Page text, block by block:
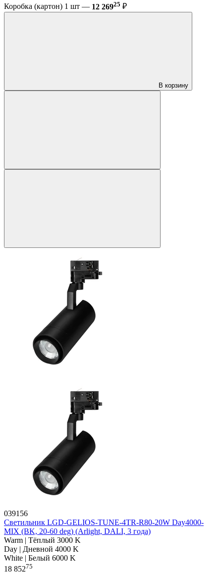
Коробка (картон) 1 шт — 12 26925 ₽
В корзину
039156
Светильник LGD-GELIOS-TUNE-4TR-R80-20W Day4000-
MIX (BK, 20-60 deg) (Arlight, DALI, 3 года)
Warm | Тёплый 3000 K
Day | Дневной 4000 K
White | Белый 6000 K
18 85275